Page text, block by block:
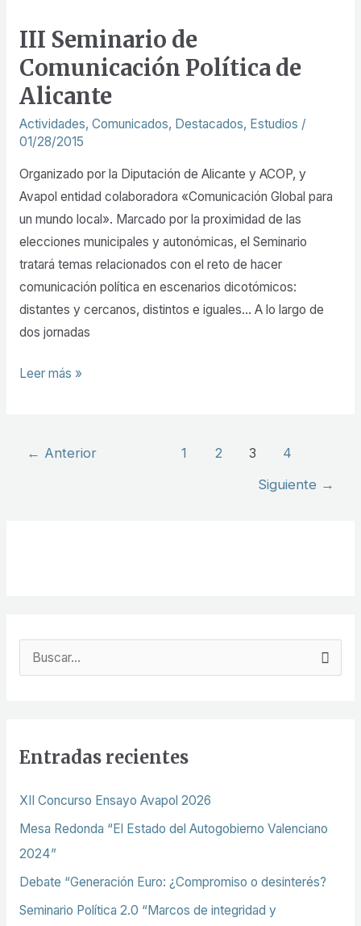
III Seminario de
Comunicación Política de
Alicante
Actividades, Comunicados, Destacados, Estudios /
01/28/2015
Organizado por la Diputación de Alicante y ACOP, y
Avapol entidad colaboradora «Comunicación Global para
un mundo local». Marcado por la proximidad de las
elecciones municipales y autonómicas, el Seminario
tratará temas relacionados con el reto de hacer
comunicación política en escenarios dicotómicos:
distantes y cercanos, distintos e iguales… A lo largo de
dos jornadas
Comunicación
Política
de
Alicante
Leer más »
← Anterior 1 2 3
4
Siguiente →
a
o
r
:
Entradas recientes
XII Concurso Ensayo Avapol 2026
Mesa Redonda “El Estado del Autogobierno Valenciano
2024”
Debate “Generación Euro: ¿Compromiso o desinterés?
Seminario Política 2.0 “Marcos de integridad y